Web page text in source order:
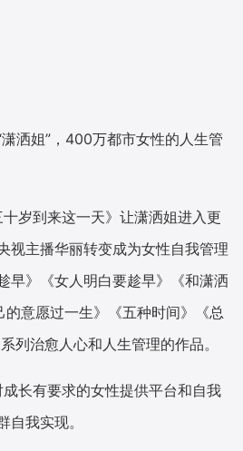
数据通服务
洒姐”，400万都市女性的人生管
岁到来这一天》让潇洒姐进入更
视主播华丽转变成为女性自我管理
早》《女人明白要趁早》《和潇洒
意愿过一生》《五种时间》《总
列治愈人心和人生管理的作品。
长有要求的女性提供平台和自我
自我实现。